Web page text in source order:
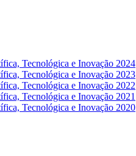
Tecnológica e Inovação 2024
Tecnológica e Inovação 2023
Tecnológica e Inovação 2022
Tecnológica e Inovação 2021
Tecnológica e Inovação 2020